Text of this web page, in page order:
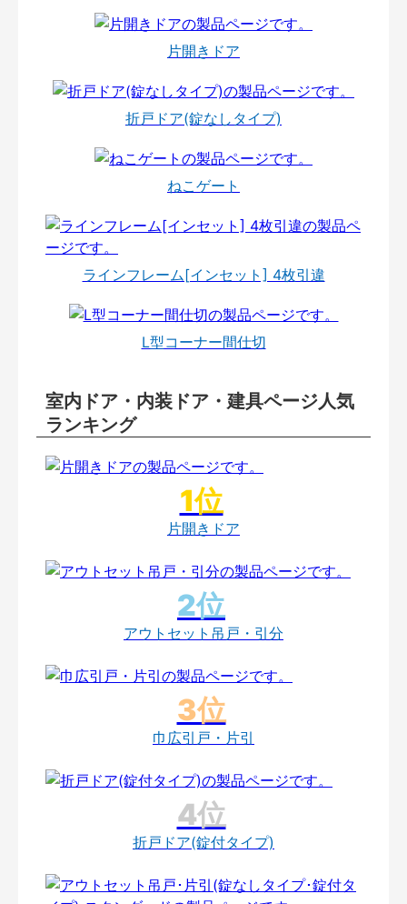
片開きドア
折戸ドア(錠なしタイプ)
ねこゲート
ラインフレーム[インセット] 4枚引違
L型コーナー間仕切
室内ドア・内装ドア・建具ページ人気
ランキング
片開きドア
アウトセット吊戸・引分
巾広引戸・片引
折戸ドア(錠付タイプ)